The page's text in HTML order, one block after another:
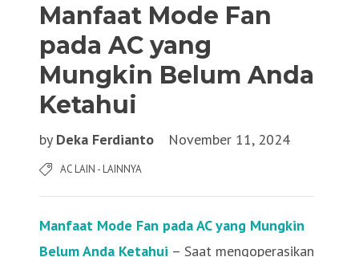
Manfaat Mode Fan
pada AC yang
Mungkin Belum Anda
Ketahui
by Deka Ferdianto November 11, 2024
AC LAIN - LAINNYA
Manfaat Mode Fan pada AC yang Mungkin
Belum Anda Ketahui – Saat mengoperasikan